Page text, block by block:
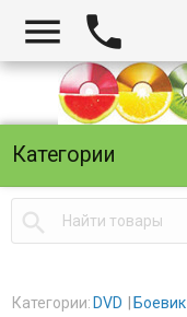
 
Категории

Категории: DVD Боевик